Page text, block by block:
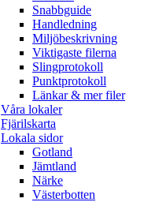
Snabbguide
Handledning
Miljöbeskrivning
Viktigaste filerna
Slingprotokoll
Punktprotokoll
Länkar & mer filer
Våra lokaler
Fjärilskarta
Lokala sidor
Gotland
Jämtland
Närke
Västerbotten